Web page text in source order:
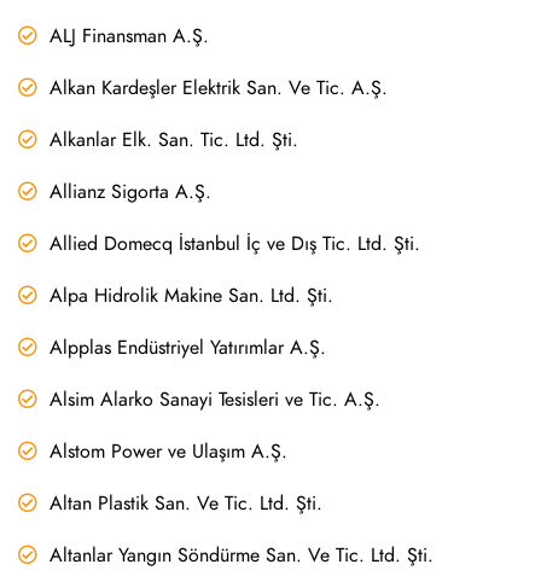
ALJ Finansman A.Ş.
Alkan Kardeşler Elektrik San. Ve Tic. A.Ş.
Alkanlar Elk. San. Tic. Ltd. Şti.
Allianz Sigorta A.Ş.
Allied Domecq İstanbul İç ve Dış Tic. Ltd. Şti.
Alpa Hidrolik Makine San. Ltd. Şti.
Alpplas Endüstriyel Yatırımlar A.Ş.
Alsim Alarko Sanayi Tesisleri ve Tic. A.Ş.
Alstom Power ve Ulaşım A.Ş.
Altan Plastik San. Ve Tic. Ltd. Şti.
Altanlar Yangın Söndürme San. Ve Tic. Ltd. Şti.